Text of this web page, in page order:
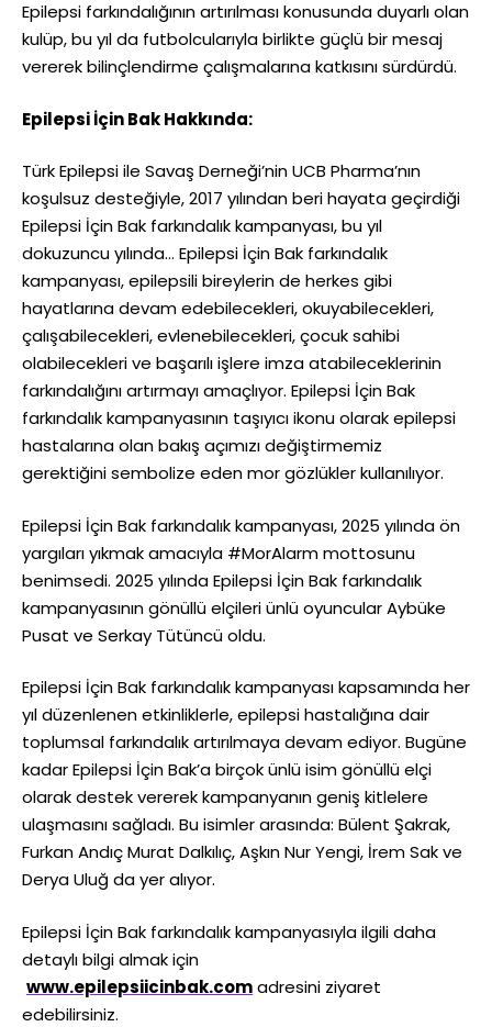
Epilepsi farkındalığının artırılması konusunda duyarlı olan
kulüp, bu yıl da futbolcularıyla birlikte güçlü bir mesaj
vererek bilinçlendirme çalışmalarına katkısını sürdürdü.
Epilepsi İçin Bak Hakkında:
Türk Epilepsi ile Savaş Derneği’nin UCB Pharma’nın
koşulsuz desteğiyle, 2017 yılından beri hayata geçirdiği
Epilepsi İçin Bak farkındalık kampanyası, bu yıl
dokuzuncu yılında… Epilepsi İçin Bak farkındalık
kampanyası, epilepsili bireylerin de herkes gibi
hayatlarına devam edebilecekleri, okuyabilecekleri,
çalışabilecekleri, evlenebilecekleri, çocuk sahibi
olabilecekleri ve başarılı işlere imza atabileceklerinin
farkındalığını artırmayı amaçlıyor. Epilepsi İçin Bak
farkındalık kampanyasının taşıyıcı ikonu olarak epilepsi
hastalarına olan bakış açımızı değiştirmemiz
gerektiğini sembolize eden mor gözlükler kullanılıyor.
Epilepsi İçin Bak farkındalık kampanyası, 2025 yılında ön
yargıları yıkmak amacıyla #MorAlarm mottosunu
benimsedi. 2025 yılında Epilepsi İçin Bak farkındalık
kampanyasının gönüllü elçileri ünlü oyuncular Aybüke
Pusat ve Serkay Tütüncü oldu.
Epilepsi İçin Bak farkındalık kampanyası kapsamında her
yıl düzenlenen etkinliklerle, epilepsi hastalığına dair
toplumsal farkındalık artırılmaya devam ediyor. Bugüne
kadar Epilepsi İçin Bak’a birçok ünlü isim gönüllü elçi
olarak destek vererek kampanyanın geniş kitlelere
ulaşmasını sağladı. Bu isimler arasında: Bülent Şakrak,
Furkan Andıç Murat Dalkılıç, Aşkın Nur Yengi, İrem Sak ve
Derya Uluğ da yer alıyor.
Epilepsi İçin Bak farkındalık kampanyasıyla ilgili daha
detaylı bilgi almak için
www.epilepsiicinbak.comadresini ziyaret
edebilirsiniz.